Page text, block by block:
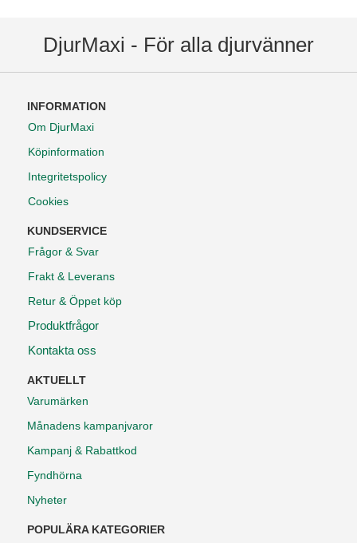
DjurMaxi - För alla djurvänner
INFORMATION
Om DjurMaxi
Köpinformation
Integritetspolicy
Cookies
KUNDSERVICE
Frågor & Svar
Frakt & Leverans
Retur & Öppet köp
Produktfrågor
Kontakta oss
AKTUELLT
Varumärken
Månadens kampanjvaror
Kampanj & Rabattkod
Fyndhörna
Nyheter
POPULÄRA KATEGORIER